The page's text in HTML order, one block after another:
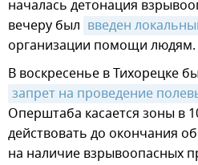
началась детонация
вечеру был введен
организации помощи людям.
В воскресенье в Тихорецке
запрет на проведение
Оперштаба касается зоны в
действовать до окончания
на наличие взрывоопасных